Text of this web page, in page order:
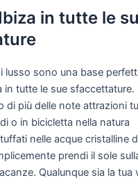
in tutte le
lusso sono una base
in tutte le sue sfaccettature.
di più delle note attrazioni
o in bicicletta nella natura
nelle acque cristalline
prendi il sole
Qualunque sia la tua